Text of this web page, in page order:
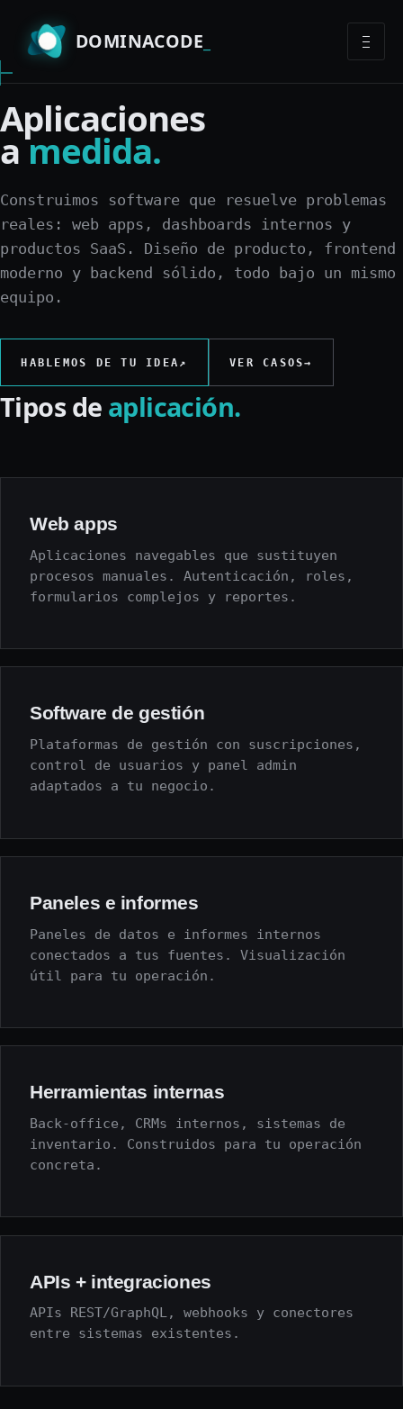
DOMINACODE
Aplicaciones
amedida.
Construimos software que resuelve problemas
reales: web apps, dashboards internos y
productos SaaS. Diseño de producto, frontend
moderno y backend sólido, todo bajo un mismo
equipo.
HABLEMOS DE TU IDEA ↗ VER CASOS→
Tipos de aplicación.
Web apps
Aplicaciones navegables que sustituyen
procesos manuales. Autenticación, roles,
formularios complejos y reportes.
Software de gestión
Plataformas de gestión con suscripciones,
control de usuarios y panel admin
adaptados a tu negocio.
Paneles e informes
Paneles de datos e informes internos
conectados a tus fuentes. Visualización
útil para tu operación.
Herramientas internas
Back-office, CRMs internos, sistemas de
inventario. Construidos para tu operación
concreta.
APIs + integraciones
APIs REST/GraphQL, webhooks y conectores
entre sistemas existentes.